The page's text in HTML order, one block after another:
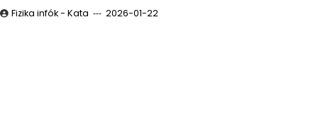
Fizika infók - Kata 2026-01-22